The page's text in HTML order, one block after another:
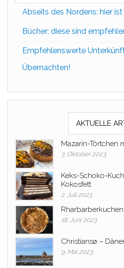
Abseits des Nordens: hier
Bücher: diese sind
Empfehlenswerte
Übernachten!
AKTUELLE
Mazarin-Törtchen
3. Oktober 2023
Keks-Schoko-
Kokosfett
2. Juli 2023
18. Juni 2023
Christiansø –
9. Mai 2023